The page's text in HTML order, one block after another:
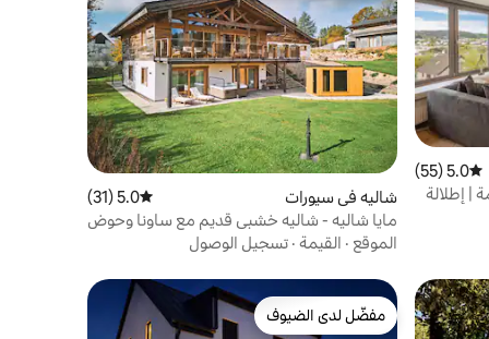
متوسط التقييم 5.0 من 5، 55 مراجعات
5.0 (55)
| إطلالة
شاليه في سيورات متوسط التقييم 5.0 من 5، 31 مراجعات
5.0 (31)
مايا شاليه - شاليه خشبي قديم مع ساونا وحوض
استحمام ساخن
الموقع · القيمة · تسجيل الوصول
مفضّل لدى الضيوف
مفضّل لدى الضيوف